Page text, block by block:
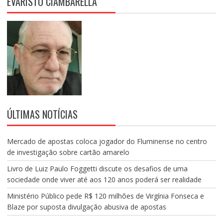
ÚLTIMAS NOTÍCIAS
Mercado de apostas coloca jogador do Fluminense no centro
de investigação sobre cartão amarelo
Livro de Luiz Paulo Foggetti discute os desafios de uma
sociedade onde viver até aos 120 anos poderá ser realidade
Ministério Público pede R$ 120 milhões de Virgínia Fonseca e
Blaze por suposta divulgação abusiva de apostas